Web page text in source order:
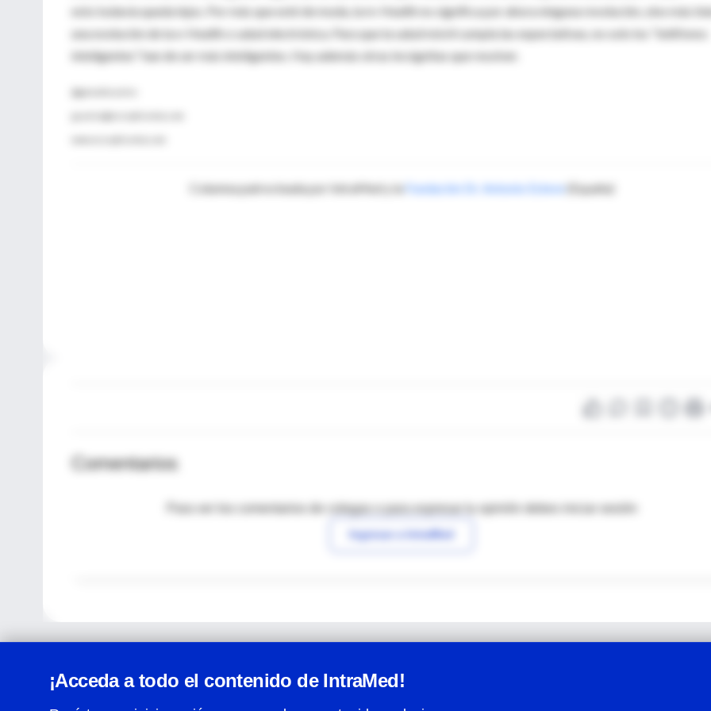
esto todavía queda lejos. Por más que esté de moda, la m-Health no significa por ahora ninguna revolución, sino más
una evolución de la e-Health o salud electrónica. Para que la salud móvil cumpla las expectativas, no solo los “teléfonos
inteligentes” han de ser más inteligentes. Hay además otras incógnitas que resolver.
Columna patrocinada por IntraMed y la Fundación Dr. Antonio Esteve(España)
Comentarios
Para ver los comentarios de colegas o para expresar tu opinión debes iniciar sesión
Ingresar a IntraMed
¡Acceda a todo el contenido de IntraMed!